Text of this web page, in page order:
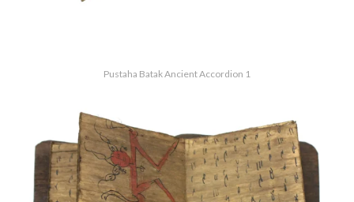
Pustaha Batak Ancient Accordion 1